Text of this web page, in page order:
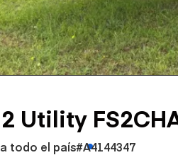
y gas
Utility
todo el país#A4144347